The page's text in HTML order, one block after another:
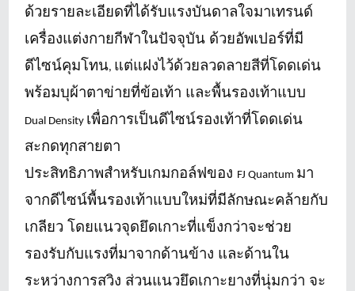
ด้วยรายละเอียดที่ได้รับแรงบันดาลใจมาเทรนด์
เครื่องแต่งกายกีฬาในปัจจุบัน ด้วยอัพเปอร์ที่มี
ดีไซน์คุมโทน, แต่แฝงไว้ด้วยลวดลายสีที่โดดเด่น
พร้อมบุผ้าตาข่ายที่ข้อเท้า และพื้นรองเท้าแบบ
Dual Density เพื่อการเป็นดีไซน์รองเท้าที่โดดเด่น
สะกดทุกสายตา
ประสิทธิภาพสำหรับเกมกอล์ฟของ FJ Quantum มา
จากดีไซน์พื้นรองเท้าแบบใหม่ที่มีลักษณะคล้ายกับ
เกลียว โดยแนวจุดยึดเกาะที่แข็งกว่าจะช่วย
รองรับกับแรงที่มาจากด้านข้าง และด้านใน
ระหว่างการสวิง ส่วนแนวยึดเกาะยางที่นุ่มกว่า จะ